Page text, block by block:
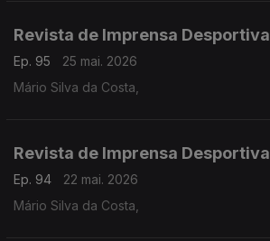
Revista de Imprensa Desportiva
Ep. 95
25 mai. 2026
Mário Silva da Costa,
Revista de Imprensa Desportiva
Ep. 94
22 mai. 2026
Mário Silva da Costa,